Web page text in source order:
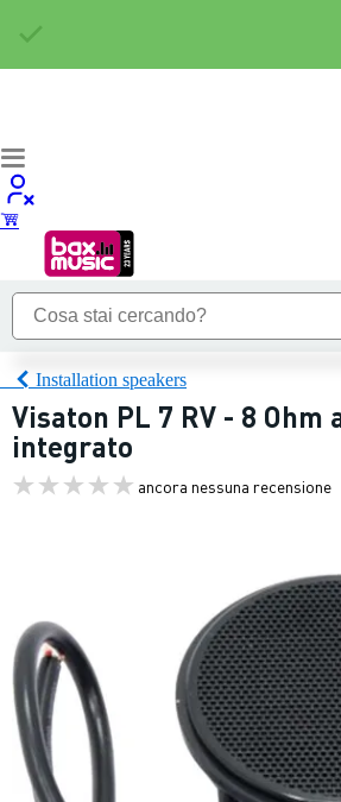
Installation speakers
Visaton PL 7 RV - 8
integrato
ancora nessuna recensione